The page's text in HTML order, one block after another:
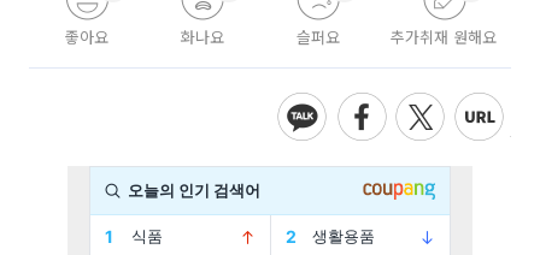
좋아요 화나요 슬퍼요 추가취재 원해요